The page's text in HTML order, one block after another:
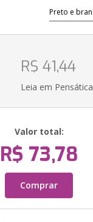
R$ 41,44
Leia em Pensática
Valor total:
R$ 73,78
Comprar